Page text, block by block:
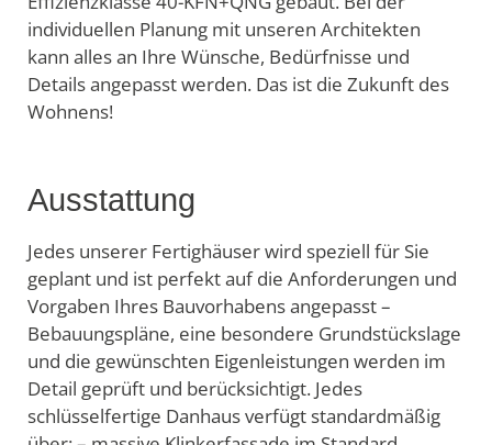
individuellen Planung mit unseren Architekten
kann alles an Ihre Wünsche, Bedürfnisse und
Details angepasst werden. Das ist die Zukunft des
Wohnens!
Ausstattung
Jedes unserer Fertighäuser wird speziell für Sie
geplant und ist perfekt auf die Anforderungen und
Vorgaben Ihres Bauvorhabens angepasst –
Bebauungspläne, eine besondere Grundstückslage
und die gewünschten Eigenleistungen werden im
Detail geprüft und berücksichtigt. Jedes
schlüsselfertige Danhaus verfügt standardmäßig